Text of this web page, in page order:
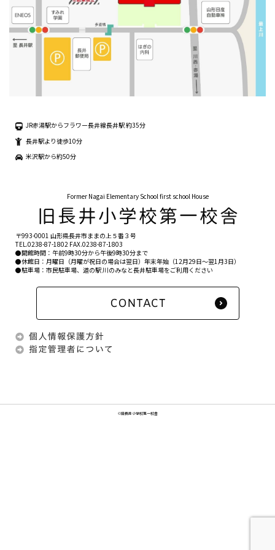
JR赤湯駅からフラワー長井線長井駅 約35分
長井駅より徒歩10分
米沢駅から約50分
Former Nagai Elementary School first school House
〒993-0001 山形県長井市ままの上５番３号
TEL.0238-87-1802 FAX.0238-87-1803
●開館時間：午前9時30分から午後9時30分まで
●休館日：月曜日（月曜が祝日の場合は翌日）年末年始（12月29日〜翌1月3日）
●駐車場：市民駐車場、道の駅 川のみなと長井駐車場をご利用ください
©旧長井小学校第一校舎